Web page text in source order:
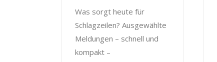
Was sorgt heute für
Schlagzeilen? Ausgewählte
Meldungen – schnell und
kompakt –